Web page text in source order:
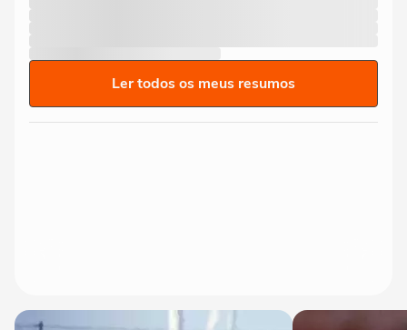
Ler todos os meus resumos